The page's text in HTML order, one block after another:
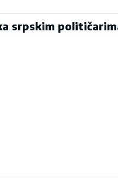
srpskim